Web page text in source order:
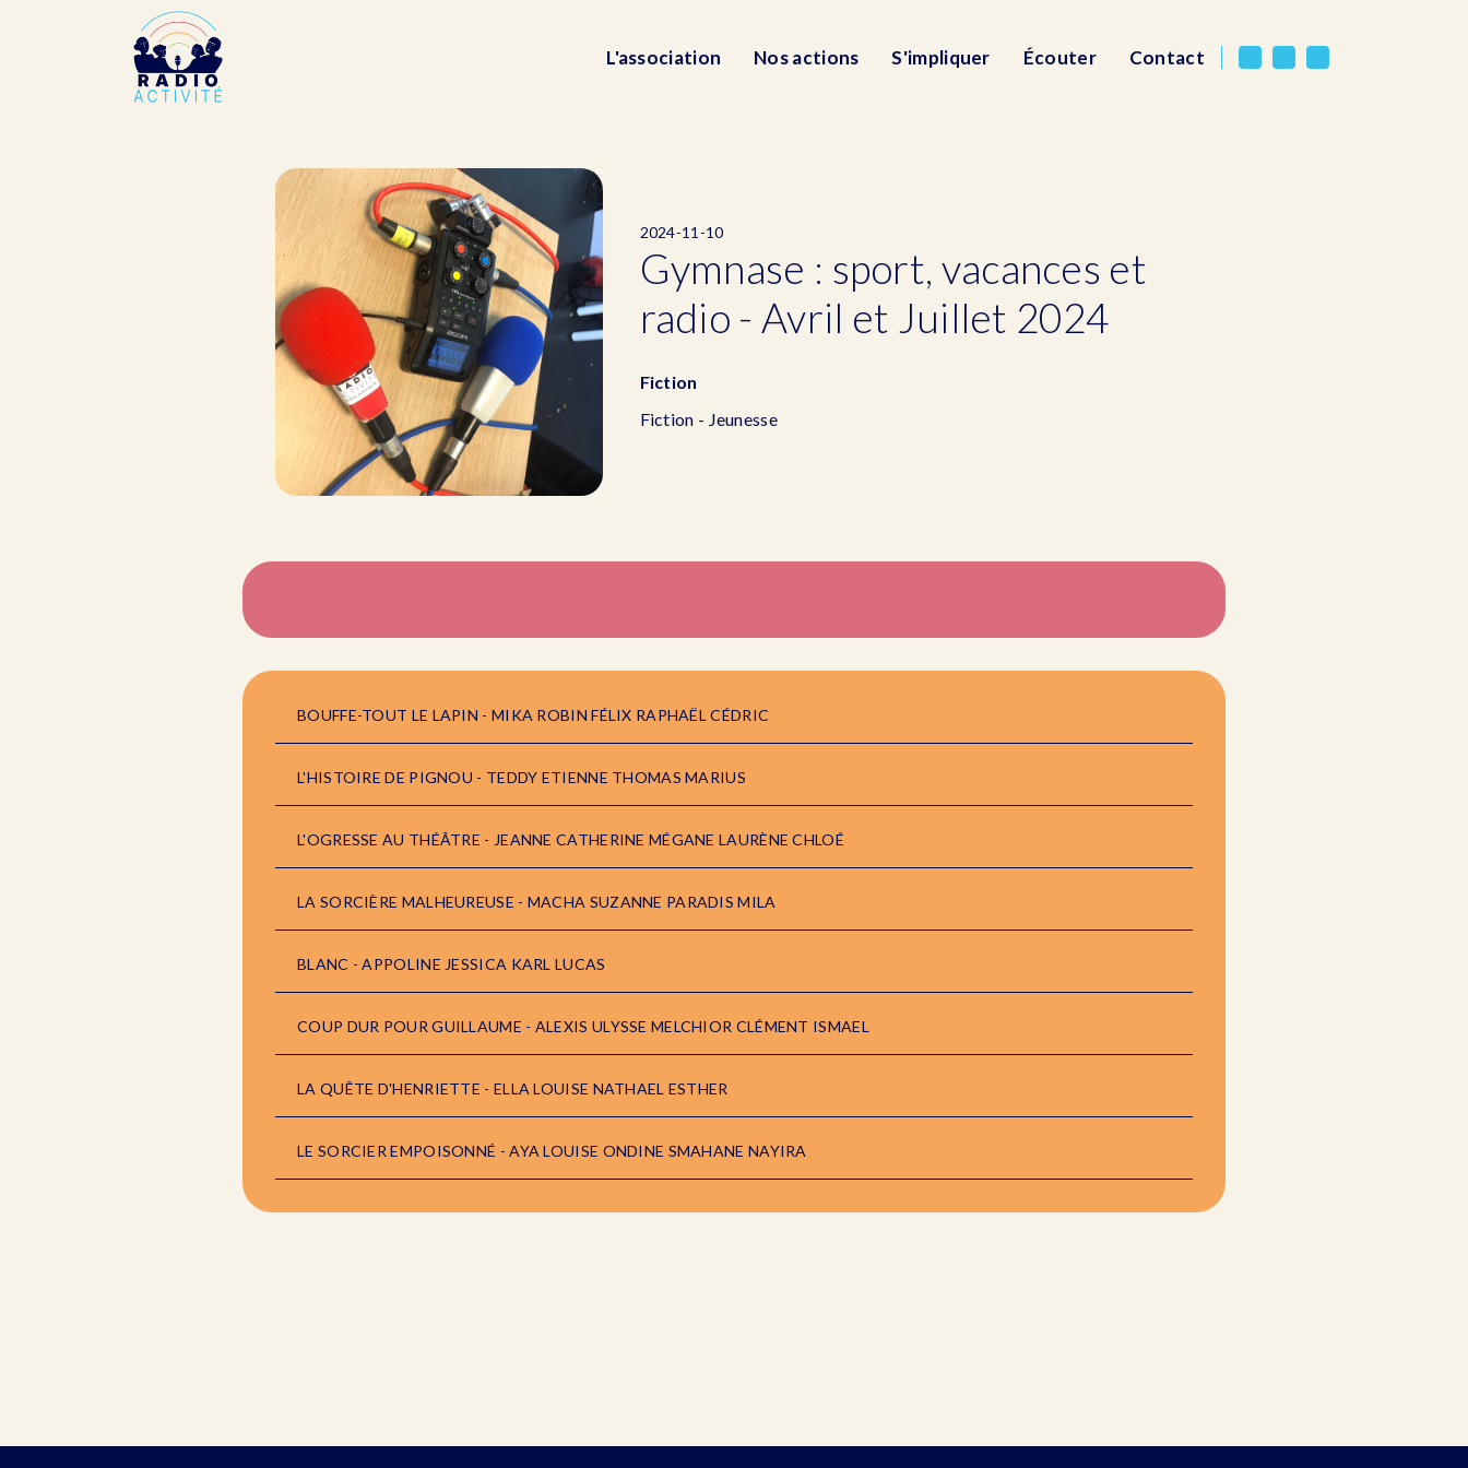
L'association Nos actions S'impliquer Écouter Contact
2024-11-10
Gymnase : sport, vacances et
radio - Avril et Juillet 2024
Fiction
Fiction - Jeunesse
BOUFFE-TOUT LE LAPIN - MIKA ROBIN FÉLIX RAPHAËL CÉDRIC
L'HISTOIRE DE PIGNOU - TEDDY ETIENNE THOMAS MARIUS
L'OGRESSE AU THÉÂTRE - JEANNE CATHERINE MÉGANE LAURÈNE CHLOÉ
LA SORCIÈRE MALHEUREUSE - MACHA SUZANNE PARADIS MILA
BLANC - APPOLINE JESSICA KARL LUCAS
COUP DUR POUR GUILLAUME - ALEXIS ULYSSE MELCHIOR CLÉMENT ISMAEL
LA QUÊTE D'HENRIETTE - ELLA LOUISE NATHAEL ESTHER
LE SORCIER EMPOISONNÉ - AYA LOUISE ONDINE SMAHANE NAYIRA